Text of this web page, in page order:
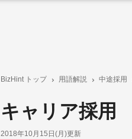
BizHint トップ 用語解説 中途採用
キャリア採用
2018年10月15日(月)更新